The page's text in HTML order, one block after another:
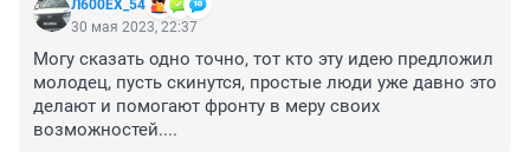
Л600EХ_54
30 мая 2023, 22:37
Могу сказать одно точно, тот кто эту идею предложил
молодец, пусть скинутся, простые люди уже давно это
делают и помогают фронту в меру своих
возможностей....